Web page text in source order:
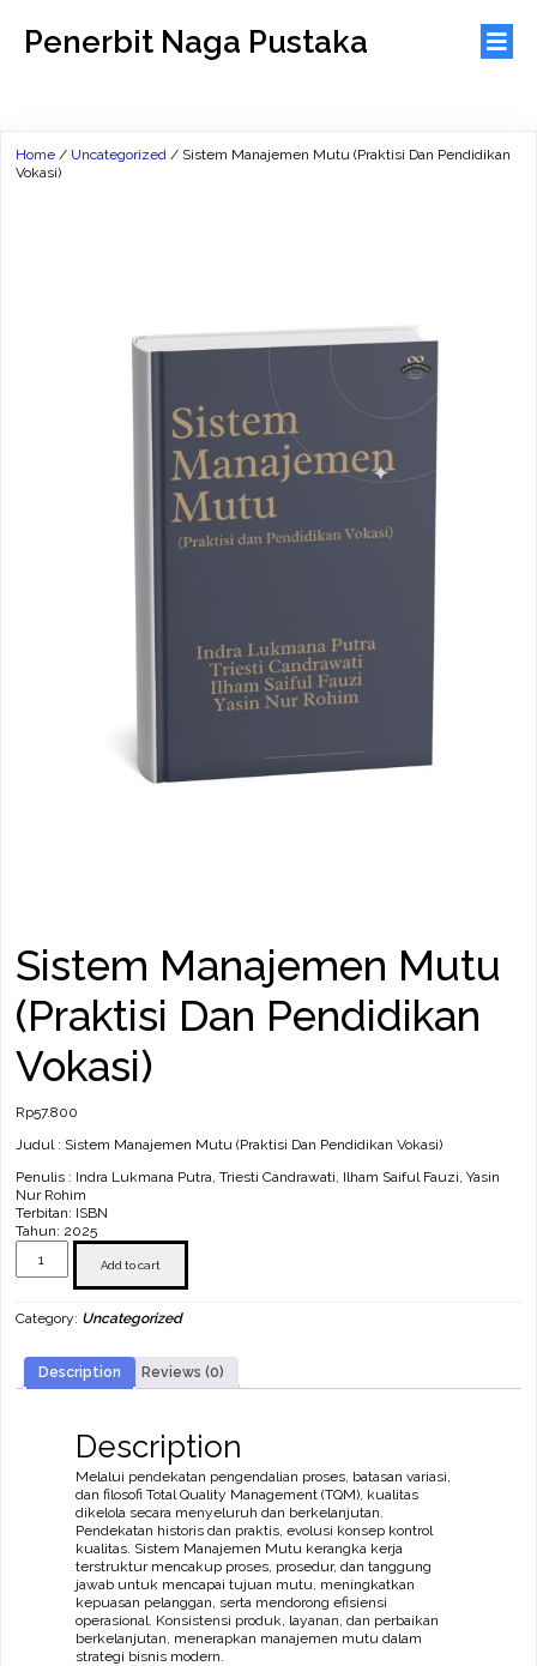
Penerbit Naga Pustaka
Home / Uncategorized / Sistem Manajemen Mutu (Praktisi Dan Pendidikan
Vokasi)
Sistem Manajemen Mutu
(Praktisi Dan Pendidikan
Vokasi)
Rp57.800
Judul : Sistem Manajemen Mutu (Praktisi Dan Pendidikan Vokasi)
Penulis : Indra Lukmana Putra, Triesti Candrawati, Ilham Saiful Fauzi, Yasin
Nur Rohim
Terbitan: ISBN
Tahun: 2025
Manajemen
Dan
Vokasi)
quantity
Add to cart
Category: Uncategorized
Description Reviews (0)
Description
Melalui pendekatan pengendalian proses, batasan variasi,
dan filosofi Total Quality Management (TQM), kualitas
dikelola secara menyeluruh dan berkelanjutan.
Pendekatan historis dan praktis, evolusi konsep kontrol
kualitas. Sistem Manajemen Mutu kerangka kerja
terstruktur mencakup proses, prosedur, dan tanggung
jawab untuk mencapai tujuan mutu, meningkatkan
kepuasan pelanggan, serta mendorong efisiensi
operasional. Konsistensi produk, layanan, dan perbaikan
berkelanjutan, menerapkan manajemen mutu dalam
strategi bisnis modern.